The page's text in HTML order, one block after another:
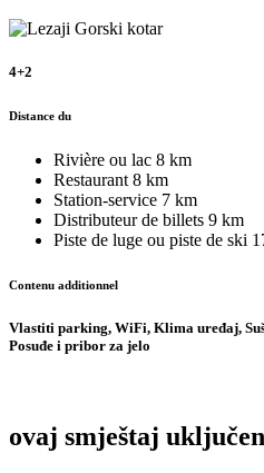
4+2
Distance du
Rivière ou lac 8 km
Restaurant8 km
Station-service 7 km
Distributeur de billets 9 km
Piste de luge ou piste de ski
Contenu additionnel
Vlastiti parking, WiFi, Klima uređaj,
Posuđe i pribor za jelo
ovaj smještaj